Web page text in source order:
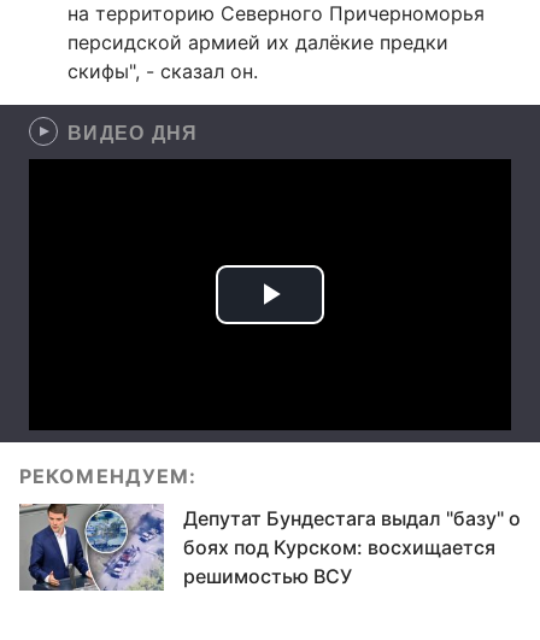
на территорию Северного Причерноморья
персидской армией их далёкие предки
скифы", - сказал он.
ВИДЕО ДНЯ
РЕКОМЕНДУЕМ:
Депутат Бундестага выдал "базу" о
боях под Курском: восхищается
решимостью ВСУ